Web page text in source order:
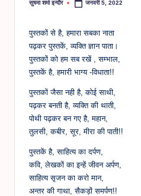
Posted
सुषमा शर्मा इन्दौर जनवरी 5, 2022
पुस्तकों से है, हमारा सबका नाता
पढ़कर पुस्तकें, व्यक्ति ज्ञान पाता।
पुस्तकों को हम सब रखें , सम्भाल,
पुस्तकें है, हमारी भाग्य -विधाता!!
पुस्तकों जैसा नही है, कोई साथी,
पढ़कर बनती है, व्यक्ति की थाती,
पोथी पढ़कर बन गए है, महान,
तुलसी, कबीर, सूर, मीरा की पाती!!
पुस्तकें है, साहित्य का दर्पण,
कवि, लेखकों का इन्हें जीवन अर्पण,
साहित्य सृजन का करो मान,
अन्तर की गाथा, सैकड़ों समर्पण!!